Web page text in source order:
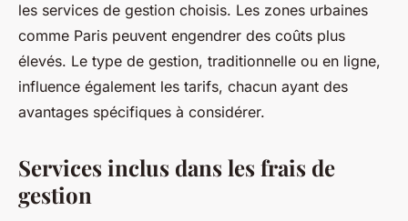
les services de gestion choisis. Les zones urbaines
comme Paris peuvent engendrer des coûts plus
élevés. Le type de gestion, traditionnelle ou en ligne,
influence également les tarifs, chacun ayant des
avantages spécifiques à considérer.
Services inclus dans les frais de
gestion